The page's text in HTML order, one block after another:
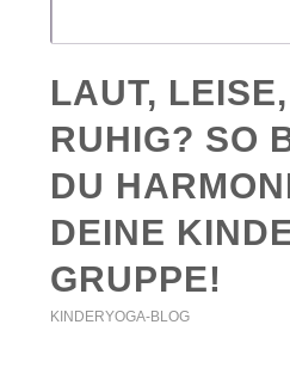
LAUT,
RUHIG? SO
DU
DEINE
GRUPPE!
KINDERYOGA-BLOG